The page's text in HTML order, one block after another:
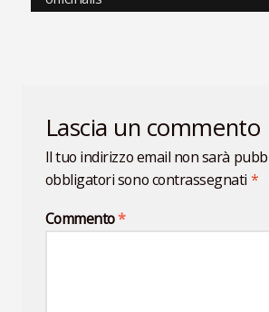
articoli
Lascia un commento
Il tuo indirizzo email non sarà
obbligatori sono contrassegnati *
Commento*